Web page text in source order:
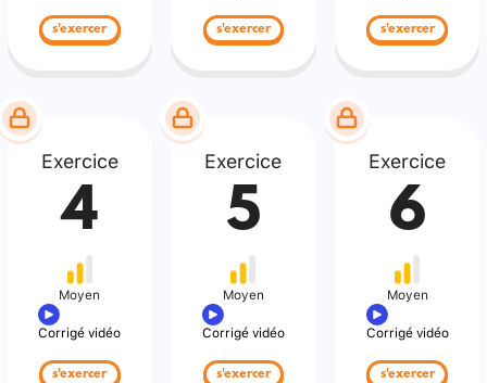
s'exercer s'exercer s'exercer
Exercice
4
Moyen
Corrigé vidéo
s'exercer
Exercice
5
Moyen
Corrigé vidéo
s'exercer
Exercice
6
Moyen
Corrigé vidéo
s'exercer